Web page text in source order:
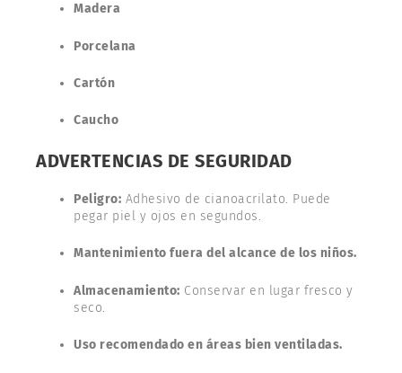
Madera
Porcelana
Cartón
Caucho
ADVERTENCIAS DE SEGURIDAD
Peligro: Adhesivo de cianoacrilato. Puede
pegar piel y ojos en segundos.
Mantenimiento fuera del alcance de los niños.
Almacenamiento: Conservar en lugar fresco y
seco.
Uso recomendado en áreas bien ventiladas.